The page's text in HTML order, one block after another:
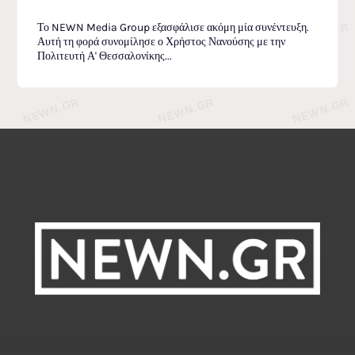
Το NEWN Media Group εξασφάλισε ακόμη μία συνέντευξη.
Αυτή τη φορά συνομίλησε ο Χρήστος Νανούσης με την
Πολιτευτή Α' Θεσσαλονίκης...